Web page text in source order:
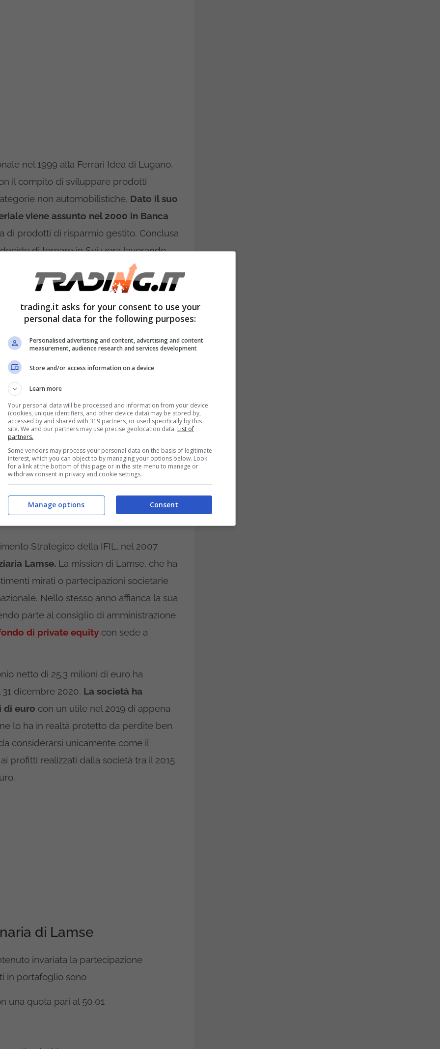
nel 1999 alla Ferrari Idea di Lugano,
il compito di sviluppare prodotti
non automobilistiche. Dato il suo
viene assunto nel 2000 in Banca
di prodotti di risparmio gestito. Conclusa
di tornare in Svizzera lavorando
a Losanna, dove torna a occuparsi
e sponsorizzazione.
universitaria, coglie l’opportunità di
nel 2004 nel Consiglio
di Allegra Caracciolo, vuole
capire la sua strada al di là
a ricoprire il suo ruolo
nel mondo dell’impresa con le
comparto amministrativo della IFIL,
Laniero,decide di coniugare le
percorso imprenditoriale.
fondata da Andrea
Strategico della IFIL, nel 2007
Lamse. La mission di Lamse, che ha
mirati o partecipazioni societarie
Nello stesso anno affianca la sua
parte al consiglio di amministrazione
di private equity con sede a
netto di 25,3 milioni di euro ha
dicembre 2020. La società ha
di euro con un utile nel 2019 di appena
lo ha in realtà protetto da perdite ben
considerarsi unicamente come il
profitti realizzati dalla società tra il 2015
di Lamse
invariata la partecipazione
in portafoglio sono
una quota pari al 50,01
trading.it asks for your consent to use your
personal data for the following purposes:
Personalised advertising and content, advertising and content
measurement, audience research and services development
Store and/or access information on a device
Learn more
Your personal data will be processed and information from your device
(cookies, unique identifiers, and other device data) may be stored by,
accessed by and shared with 319 partners, or used specifically by this
site. We and our partners may use precise geolocation data. List of
partners.
Some vendors may process your personal data on the basis of legitimate
interest, which you can object to by managing your options below. Look
for a link at the bottom of this page or in the site menu to manage or
withdraw consent in privacy and cookie settings.
Consent
Manage options